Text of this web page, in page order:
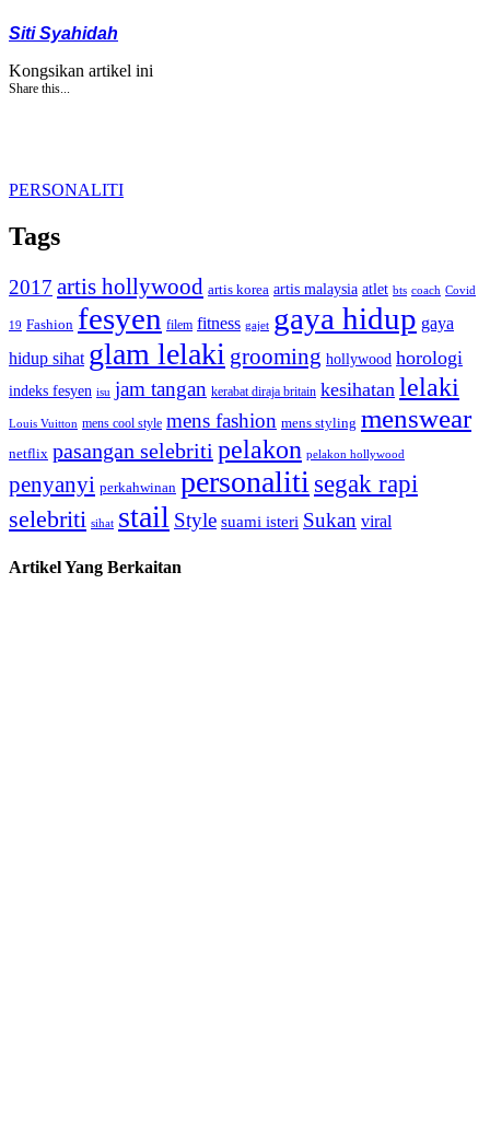
Siti Syahidah
Kongsikan artikel ini
Share this...
PERSONALITI
Tags
2017 artis hollywood artis korea artis malaysia atlet bts coach Covid
19 Fashion fesyen filem fitness gajet gaya hidup gaya
hidup sihat glam lelaki grooming hollywood horologi
indeks fesyen isu jam tangan kerabat diraja britain kesihatan lelaki
Louis Vuitton mens cool style mens fashion mens styling menswear
netflix pasangan selebriti pelakon pelakon hollywood
penyanyi perkahwinan personaliti segak rapi
selebriti sihat stail Style suami isteri Sukan viral
Artikel Yang Berkaitan